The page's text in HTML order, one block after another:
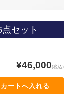
セット
¥46,000(税込)